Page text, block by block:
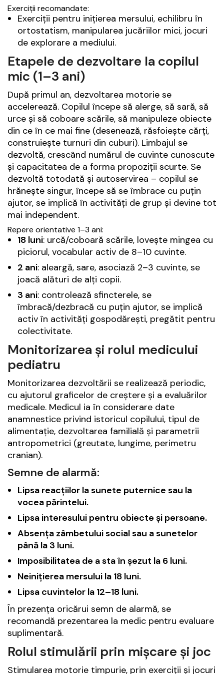
Exerciții recomandate:
Exerciții pentru inițierea mersului, echilibru în
ortostatism, manipularea jucăriilor mici, jocuri
de explorare a mediului.
Etapele de dezvoltare la copilul
mic (1–3 ani)
După primul an, dezvoltarea motorie se
accelerează. Copilul începe să alerge, să sară, să
urce și să coboare scările, să manipuleze obiecte
din ce în ce mai fine (desenează, răsfoiește cărți,
construiește turnuri din cuburi). Limbajul se
dezvoltă, crescând numărul de cuvinte cunoscute
și capacitatea de a forma propoziții scurte. Se
dezvoltă totodată și autoservirea – copilul se
hrănește singur, începe să se îmbrace cu puțin
ajutor, se implică în activități de grup și devine tot
mai independent.
Repere orientative 1–3 ani:
18 luni: urcă/coboară scările, lovește mingea cu
piciorul, vocabular activ de 8–10 cuvinte.
2 ani: aleargă, sare, asociază 2–3 cuvinte, se
joacă alături de alți copii.
3 ani: controlează sfincterele, se
îmbracă/dezbracă cu puțin ajutor, se implică
activ în activități gospodărești, pregătit pentru
colectivitate.
Monitorizarea și rolul medicului
pediatru
Monitorizarea dezvoltării se realizează periodic,
cu ajutorul graficelor de creștere și a evaluărilor
medicale. Medicul ia în considerare date
anamnestice privind istoricul copilului, tipul de
alimentație, dezvoltarea familială și parametrii
antropometrici (greutate, lungime, perimetru
cranian).
Semne de alarmă:
Lipsa reacțiilor la sunete puternice sau la
vocea părintelui.
Lipsa interesului pentru obiecte și persoane.
Absența zâmbetului social sau a sunetelor
până la 3 luni.
Imposibilitatea de a sta în șezut la 6 luni.
Neinițierea mersului la 18 luni.
Lipsa cuvintelor la 12–18 luni.
În prezența oricărui semn de alarmă, se
recomandă prezentarea la medic pentru evaluare
suplimentară.
Rolul stimulării prin mișcare și joc
Stimularea motorie timpurie, prin exerciții și jocuri